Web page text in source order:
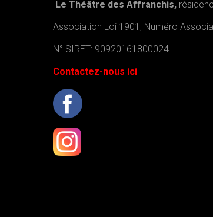
Le Théâtre des Affranchis,
Association Loi 1901, Numéro
N° SIRET: 90920161800024
Contactez-nous ici